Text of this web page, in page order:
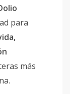
para
más